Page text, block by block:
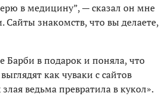
в медицину”, — сказал он мне
Сайты знакомств, что вы делаете,
Барби в подарок и поняла, что
как чуваки с сайтов
ведьма превратила в кукол».